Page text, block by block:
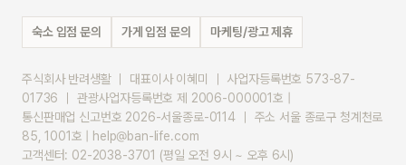
숙소 입점 문의 가게 입점 문의 마케팅/광고 제휴
주식회사 반려생활 ｜ 대표이사 이혜미 ｜ 사업자등록번호 573-87-
01736 ｜ 관광사업자등록번호 제 2006-000001호 |
통신판매업 신고번호 2026-서울종로-0114 ｜ 주소 서울 종로구 청계천로
85, 1001호 | help@ban-life.com
고객센터: 02-2038-3701 (평일 오전 9시 ~ 오후 6시)